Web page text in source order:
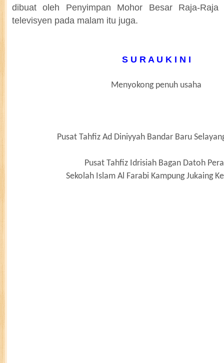
dibuat oleh Penyimpan Mohor Besar Raja-
televisyen pada malam itu juga.
S U R A U K I N I
Menyokong penuh usaha
Pusat Tahfiz Ad Diniyyah Bandar Baru
Pusat Tahfiz Idrisiah Bagan Datoh
Sekolah Islam Al Farabi Kampung Jukaing